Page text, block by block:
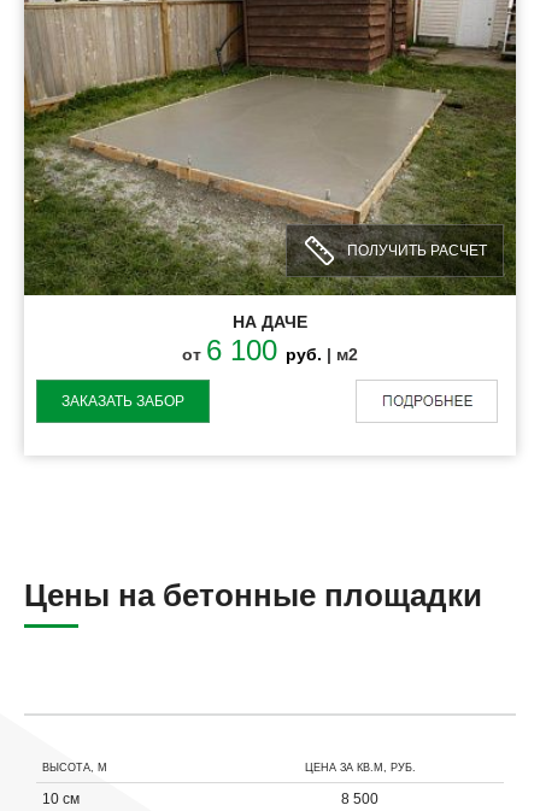
ПОЛУЧИТЬ РАСЧЕТ
НА ДАЧЕ
от 6 100 руб. | м2
ЗАКАЗАТЬ ЗАБОР
Цены на бетонные площадки
ВЫСОТА, М ЦЕНА ЗА КВ.М, РУБ.
10 см
8 500